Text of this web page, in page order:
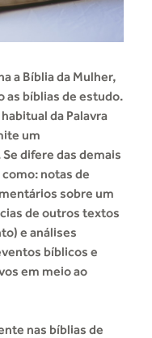
a Bíblia da Mulher,
as bíblias de estudo.
da Palavra
um
difere das demais
notas de
sobre um
de outros textos
e análises
bíblicos e
em meio ao
nas bíblias de